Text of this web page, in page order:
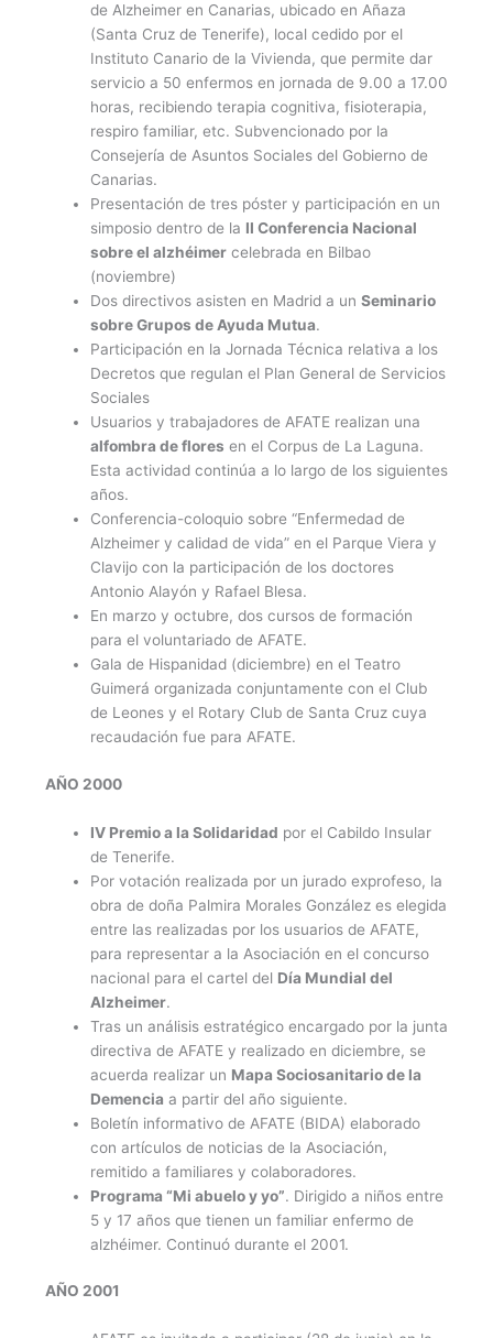
de Alzheimer en Canarias, ubicado en Añaza
(Santa Cruz de Tenerife), local cedido por el
Instituto Canario de la Vivienda, que permite dar
servicio a 50 enfermos en jornada de 9.00 a 17.00
horas, recibiendo terapia cognitiva, fisioterapia,
respiro familiar, etc. Subvencionado por la
Consejería de Asuntos Sociales del Gobierno de
Canarias.
Presentación de tres póster y participación en un
simposio dentro de la II Conferencia Nacional
sobre el alzhéimercelebrada en Bilbao
(noviembre)
Dos directivos asisten en Madrid a un Seminario
sobre Grupos de Ayuda Mutua.
Participación en la Jornada Técnica relativa a los
Decretos que regulan el Plan General de Servicios
Sociales
Usuarios y trabajadores de AFATE realizan una
alfombra de flores en el Corpus de La Laguna.
Esta actividad continúa a lo largo de los siguientes
años.
Conferencia-coloquio sobre “Enfermedad de
Alzheimer y calidad de vida” en el Parque Viera y
Clavijo con la participación de los doctores
Antonio Alayón y Rafael Blesa.
En marzo y octubre, dos cursos de formación
para el voluntariado de AFATE.
Gala de Hispanidad (diciembre) en el Teatro
Guimerá organizada conjuntamente con el Club
de Leones y el Rotary Club de Santa Cruz cuya
recaudación fue para AFATE.
AÑO 2000
IV Premio a la Solidaridad por el Cabildo Insular
de Tenerife.
Por votación realizada por un jurado exprofeso, la
obra de doña Palmira Morales González es elegida
entre las realizadas por los usuarios de AFATE,
para representar a la Asociación en el concurso
nacional para el cartel del Día Mundial del
Alzheimer.
Tras un análisis estratégico encargado por la junta
directiva de AFATE y realizado en diciembre, se
acuerda realizar un Mapa Sociosanitario de la
Demencia a partir del año siguiente.
Boletín informativo de AFATE (BIDA) elaborado
con artículos de noticias de la Asociación,
remitido a familiares y colaboradores.
Programa “Mi abuelo y yo”. Dirigido a niños entre
5 y 17 años que tienen un familiar enfermo de
alzhéimer. Continuó durante el 2001.
AÑO 2001